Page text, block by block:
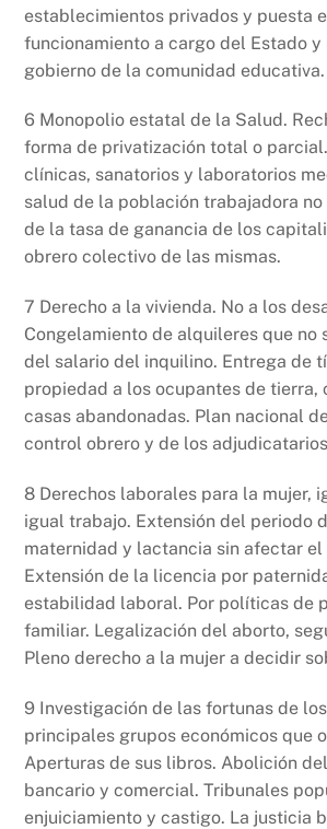
establecimientos privados y puesta
funcionamiento a cargo del Estado
gobierno de la comunidad educativa.
6 Monopolio estatal de la Salud.
forma de privatización total o
clínicas, sanatorios y laboratorios
salud de la población trabajadora
de la tasa de ganancia de los
obrero colectivo de las mismas.
7 Derecho a la vivienda. No a los
Congelamiento de alquileres que no
del salario del inquilino. Entrega de
propiedad a los ocupantes de tierra,
casas abandonadas. Plan nacional
control obrero y de los
8 Derechos laborales para la mujer,
igual trabajo. Extensión del periodo
maternidad y lactancia sin afectar el
Extensión de la licencia por
estabilidad laboral. Por políticas de
familiar. Legalización del aborto,
Pleno derecho a la mujer a decidir
9 Investigación de las fortunas de
principales grupos económicos que
Aperturas de sus libros. Abolición
bancario y comercial. Tribunales
enjuiciamiento y castigo. La justicia